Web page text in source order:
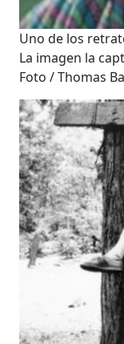
Uno de los
La imagen la
Foto / Thomas